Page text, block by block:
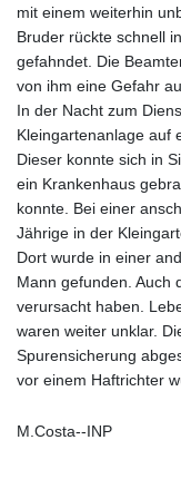
mit einem weiterhin
Bruder rückte schnell
gefahndet. Die
von ihm eine Gefahr
In der Nacht zum
Kleingartenanlage auf
Dieser konnte sich in
ein Krankenhaus
konnte. Bei einer
Jährige in der
Dort wurde in einer
Mann gefunden. Auch
verursacht haben.
waren weiter unklar.
Spurensicherung
vor einem Haftrichter
M.Costa--INP